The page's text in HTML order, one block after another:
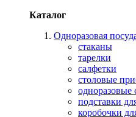
Каталог
Одноразовая
стаканы
тарелки
салфетки
столовые
одноразовые
подставки
коробочки